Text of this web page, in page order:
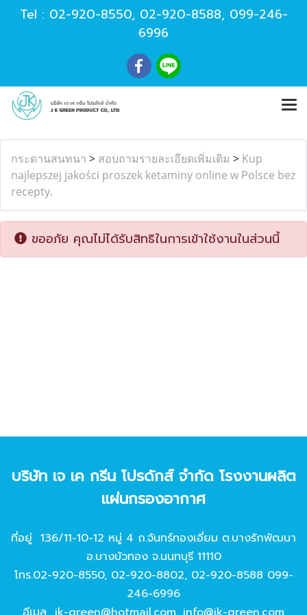
Tel : 02-920-8550, 02-920-8588, 099-246-
6996
กระดานสนทนา > สอบถามรายละเอียดเพิ่มเติม > Kup
najlepszej jakości proszek ketaminy online w Polsce bez
recepty.
ขออภัย คุณไม่ได้รับสิทธิในการเข้าใช้งานในส่วนนี้
บริษัท เจ เค กรีน โปรดักส์ จํากัด โรงงานผลิต
แผ่นกรองอากาศ
ที่อยู่ 136/11-10-12 หมู่ 4 ถ.จันทร์ทองเอี่ยม ต.บางรักพัฒนา
อ.บางบัวทอง จ.นนทบุรี 11110
โทร.02-920-8550, 02-920-8802, 02-920-8588 099-
246-6996